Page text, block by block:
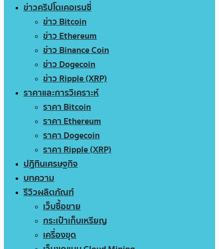
ข่าวคริปโตเคอเรนซี่
ข่าว Bitcoin
ข่าว Ethereum
ข่าว Binance Coin
ข่าว Dogecoin
ข่าว Ripple (XRP)
ราคาและการวิเคราะห์
ราคา Bitcoin
ราคา Ethereum
ราคา Dogecoin
ราคา Ripple (XRP)
ปฏิทินเศรษฐกิจ
บทความ
รีวิวผลิตภัณฑ์
เว็บซื้อขาย
กระเป๋าเก็บเหรียญ
เครื่องขุด